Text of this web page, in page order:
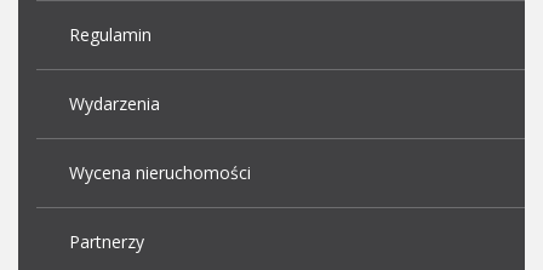
Regulamin
Wydarzenia
Wycena nieruchomości
Partnerzy